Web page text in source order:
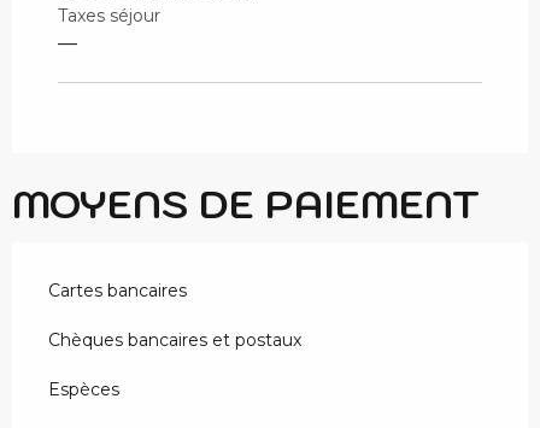
Taxes séjour
—
MOYENS DE PAIEMENT
Cartes bancaires
Chèques bancaires et postaux
Espèces